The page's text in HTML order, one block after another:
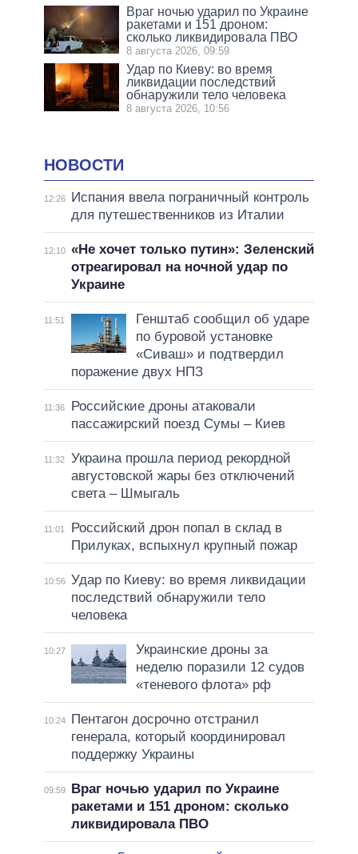
Враг ночью ударил по Украине
ракетами и 151 дроном:
сколько ликвидировала ПВО
8 августа 2026, 09:59
Удар по Киеву: во время
ликвидации последствий
обнаружили тело человека
8 августа 2026, 10:56
НОВОСТИ
12:26
Испания ввела пограничный контроль
для путешественников из Италии
12:10 «Не хочет только путин»: Зеленский
отреагировал на ночной удар по
Украине
11:51
Генштаб сообщил об ударе
по буровой установке
«Сиваш» и подтвердил
поражение двух НПЗ
11:36
Российские дроны атаковали
пассажирский поезд Сумы – Киев
11:32
Украина прошла период рекордной
августовской жары без отключений
света – Шмыгаль
11:01
Российский дрон попал в склад в
Прилуках, вспыхнул крупный пожар
10:56 Удар по Киеву: во время ликвидации
последствий обнаружили тело
человека
10:27
Украинские дроны за
неделю поразили 12 судов
«теневого флота» рф
10:24
Пентагон досрочно отстранил
генерала, который координировал
поддержку Украины
09:59
Враг ночью ударил по Украине
ракетами и 151 дроном: сколько
ликвидировала ПВО